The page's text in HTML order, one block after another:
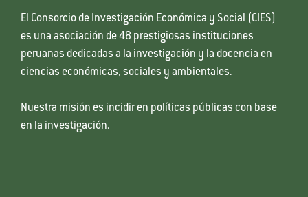
El Consorcio de Investigación Económica y Social (CIES)
es una asociación de 48 prestigiosas instituciones
peruanas dedicadas a la investigación y la docencia en
ciencias económicas, sociales y ambientales.
Nuestra misión es incidir en políticas públicas con base
en la investigación.